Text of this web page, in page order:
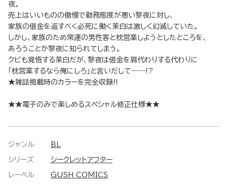
夜。
売上はいいものの傲慢で勤務態度が悪い黎夜に対し、
家族の借金を返すべく必死に働く茉白は激しく幻滅していた。
しかし、家族のため常連の男性客と枕営業しようとしたところを、
あろうことか黎夜に知られてしまう。
クビも覚悟する茉白だが、黎夜は借金を肩代わりする代わりに
「枕営業するなら俺にしろ」と言いだして――!?
★雑誌掲載時のカラーを完全収録!!
★★電子のみで楽しめるスペシャル修正仕様★★
ジャンル BL
シリーズ シークレットアフター
レーベル GUSH COMICS